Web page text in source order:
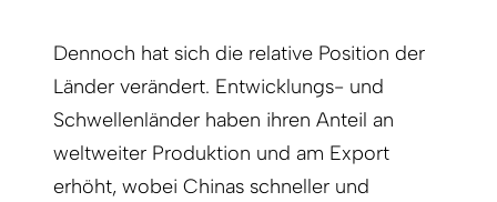
Dennoch hat sich die relative Position der
Länder verändert. Entwicklungs- und
Schwellenländer haben ihren Anteil an
weltweiter Produktion und am Export
erhöht, wobei Chinas schneller und